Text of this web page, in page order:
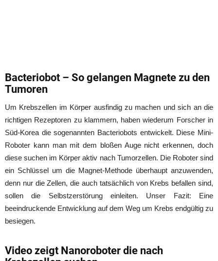
Bacteriobot – So gelangen Magnete zu den
Tumoren
Um Krebszellen im Körper ausfindig zu machen und sich an die
richtigen Rezeptoren zu klammern, haben wiederum Forscher in
Süd-Korea die sogenannten Bacteriobots entwickelt. Diese Mini-
Roboter kann man mit dem bloßen Auge nicht erkennen, doch
diese suchen im Körper aktiv nach Tumorzellen. Die Roboter sind
ein Schlüssel um die Magnet-Methode überhaupt anzuwenden,
denn nur die Zellen, die auch tatsächlich von Krebs befallen sind,
sollen die Selbstzerstörung einleiten. Unser Fazit: Eine
beeindruckende Entwicklung auf dem Weg um Krebs endgültig zu
besiegen.
Video zeigt Nanoroboter die nach